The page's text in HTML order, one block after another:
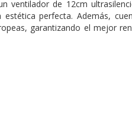
ventilador de 12cm
perfecta. Además,
garantizando el mejor